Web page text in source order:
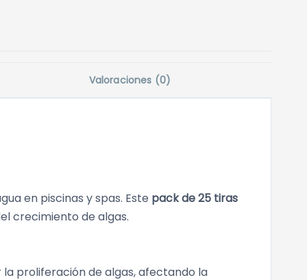
Valoraciones (0)
en piscinas y spas. Este pack de 25 tiras
crecimiento de algas.
proliferación de algas, afectando la